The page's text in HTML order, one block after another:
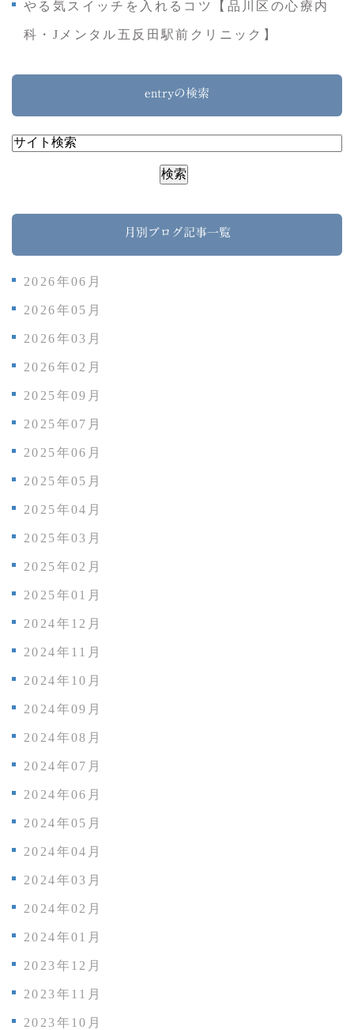
やる気スイッチを入れるコツ【品川区の心療内
科・Jメンタル五反田駅前クリニック】
entryの検索
月別ブログ記事一覧
2026年06月
2026年05月
2026年03月
2026年02月
2025年09月
2025年07月
2025年06月
2025年05月
2025年04月
2025年03月
2025年02月
2025年01月
2024年12月
2024年11月
2024年10月
2024年09月
2024年08月
2024年07月
2024年06月
2024年05月
2024年04月
2024年03月
2024年02月
2024年01月
2023年12月
2023年11月
2023年10月